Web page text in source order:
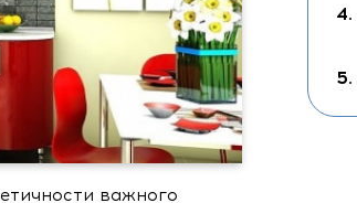
важного